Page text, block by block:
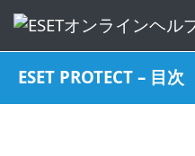
ESET PROTECT – 目次